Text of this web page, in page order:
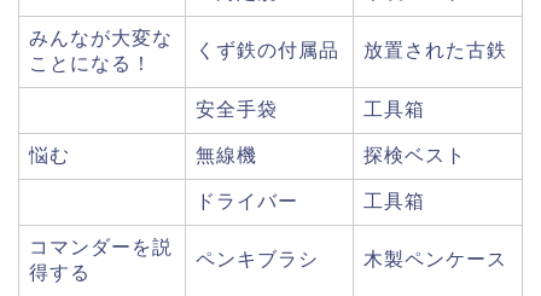
みんなが大変な
ことになる！
くず鉄の付属品 放置された古鉄
安全手袋 工具箱
悩む 無線機 探検ベスト
ドライバー 工具箱
コマンダーを説
得する
ペンキブラシ 木製ペンケース